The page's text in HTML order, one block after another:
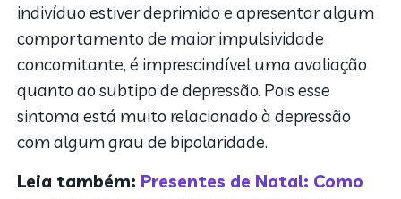
indivíduo estiver deprimido e apresentar algum
comportamento de maior impulsividade
concomitante, é imprescindível uma avaliação
quanto ao subtipo de depressão. Pois esse
sintoma está muito relacionado à depressão
com algum grau de bipolaridade.
Leia também: Presentes de Natal: Como